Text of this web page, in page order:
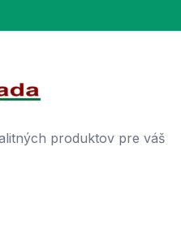
produktov pre váš